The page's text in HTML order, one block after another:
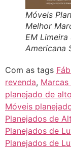
Móveis
Melhor
EM
Americana
Com as tags
revenda,
planejado de
Móveis
Planejados de
Planejados de
Planejados de